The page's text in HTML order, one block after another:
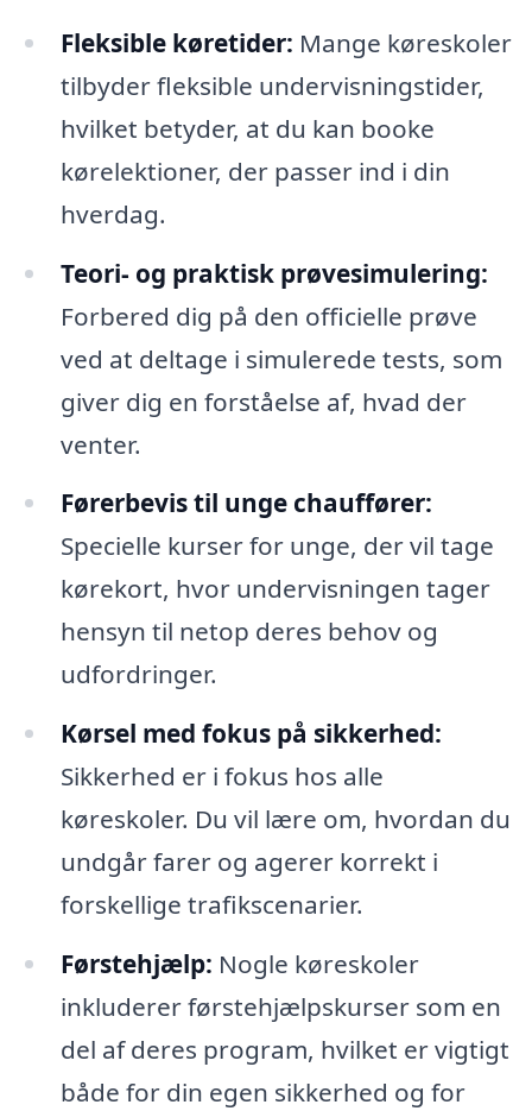
Fleksible køretider: Mange køreskoler
tilbyder fleksible undervisningstider,
hvilket betyder, at du kan booke
kørelektioner, der passer ind i din
hverdag.
Teori- og praktisk prøvesimulering:
Forbered dig på den officielle prøve
ved at deltage i simulerede tests, som
giver dig en forståelse af, hvad der
venter.
Førerbevis til unge chauffører:
Specielle kurser for unge, der vil tage
kørekort, hvor undervisningen tager
hensyn til netop deres behov og
udfordringer.
Kørsel med fokus på sikkerhed:
Sikkerhed er i fokus hos alle
køreskoler. Du vil lære om, hvordan du
undgår farer og agerer korrekt i
forskellige trafikscenarier.
Førstehjælp: Nogle køreskoler
inkluderer førstehjælpskurser som en
del af deres program, hvilket er vigtigt
både for din egen sikkerhed og for